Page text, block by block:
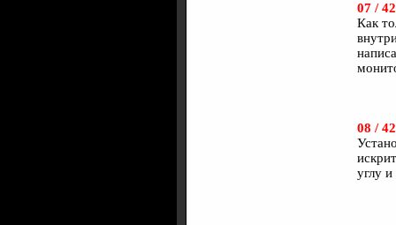
07 / 42
Как
08 / 42
углу